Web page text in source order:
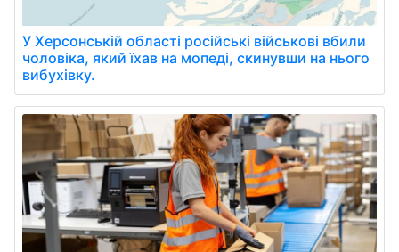
У Херсонській області російські військові вбили
чоловіка, який їхав на мопеді, скинувши на нього
вибухівку.